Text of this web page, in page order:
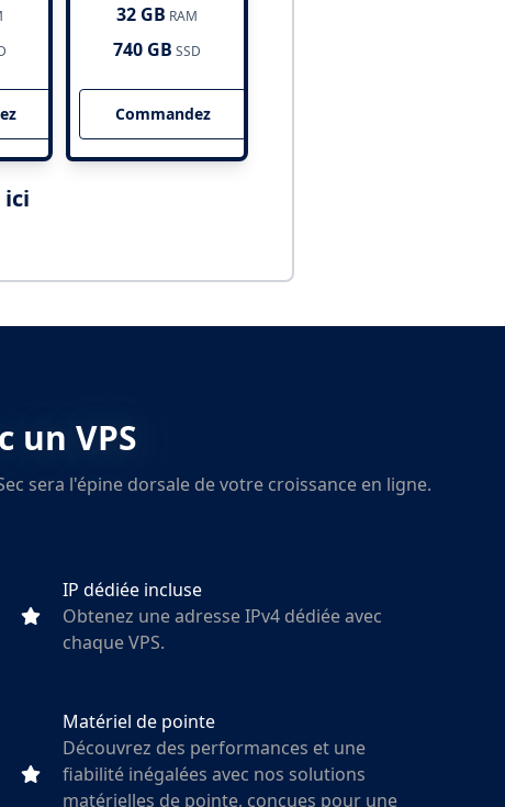
32 GB RAM
740 GB SSD
Commandez
ici
un VPS
sera l'épine dorsale de votre croissance en ligne.
IP dédiée incluse
Obtenez une adresse IPv4 dédiée avec
chaque VPS.
Matériel de pointe
Découvrez des performances et une
fiabilité inégalées avec nos solutions
matérielles de pointe, conçues pour une